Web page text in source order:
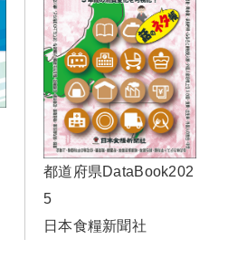
都道府県DataBook202
5
日本食糧新聞社